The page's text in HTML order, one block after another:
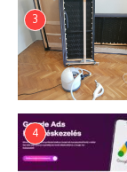
3
4